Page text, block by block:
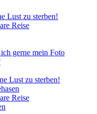
Lust zu sterben!
Reise
gerne mein Foto
Lust zu sterben!
Reise